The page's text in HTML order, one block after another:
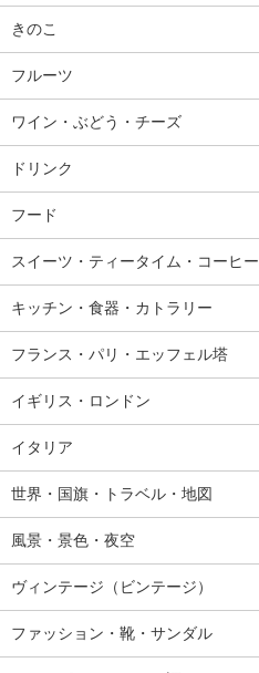
きのこ
フルーツ
ワイン・ぶどう・チーズ
ドリンク
フード
スイーツ・ティータイム・コーヒー
キッチン・食器・カトラリー
フランス・パリ・エッフェル塔
イギリス・ロンドン
イタリア
世界・国旗・トラベル・地図
風景・景色・夜空
ヴィンテージ（ビンテージ）
ファッション・靴・サンダル